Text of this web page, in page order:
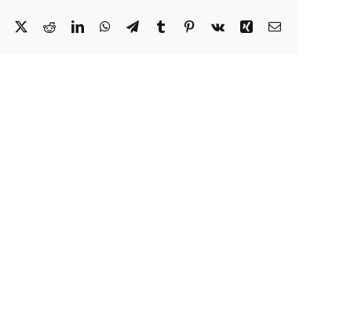
Facebook
X RedditLinkedInWhatsApp
TelegramTumblrPinterest
Vk Xing Correo